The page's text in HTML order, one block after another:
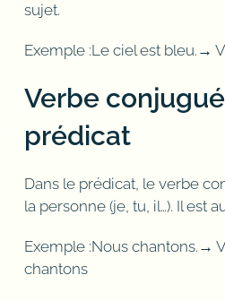
sujet.
Exemple :Le ciel est bleu.→
Verbe
prédicat
Dans le prédicat, le verbe
la personne (je, tu, il…). Il est
Exemple :Nous chantons.→
chantons